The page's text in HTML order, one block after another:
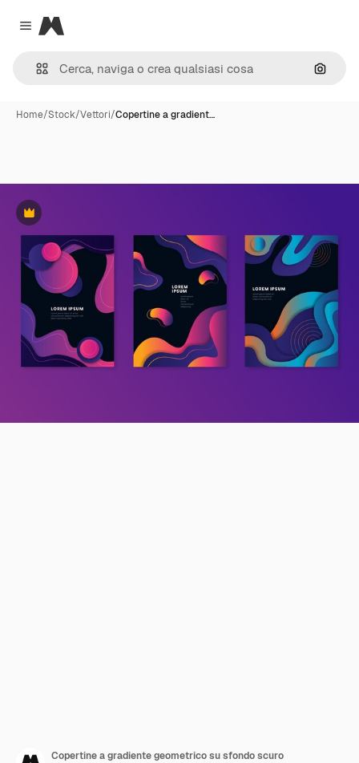
Close menu
Magnific
Cerca
Home/Stock/Vettori/Copertine a gradient…
Premium
Copertine a gradiente geometrico su sfondo scuro